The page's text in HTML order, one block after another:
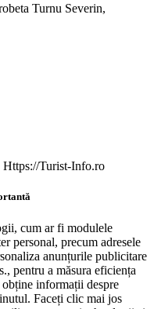
Turnu Severin,
Turist-Info.ro
cum ar fi modulele
personal, precum adresele
anunțurile publicitare
pentru a măsura eficiența
informații despre
Faceți clic mai jos